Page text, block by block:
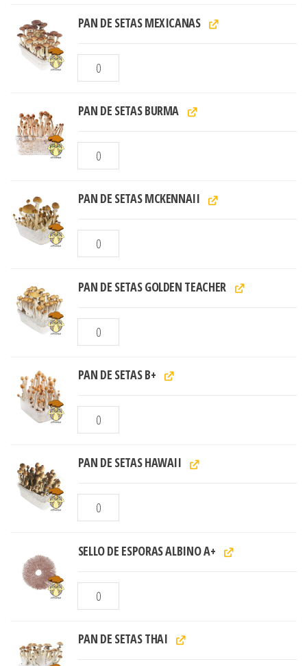
PAN DE SETAS MEXICANAS
PAN DE SETAS BURMA
PAN DE SETAS MCKENNAII
PAN DE SETAS GOLDEN TEACHER
PAN DE SETAS B+
PAN DE SETAS HAWAII
SELLO DE ESPORAS ALBINO A+
PAN DE SETAS THAI